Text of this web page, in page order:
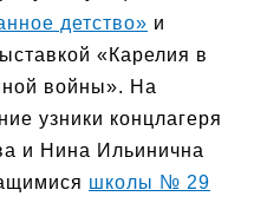
детство» и
«Карелия в
войны». На
узники концлагеря
и Нина Ильинична
школы № 29